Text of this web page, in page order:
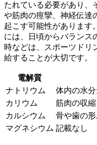
たれている必要があり、
や筋肉の痙攣、神経伝達
起こす可能性があります。
には、日頃からバランス
時などは、スポーツドリ
給することが大切です。
電解質
ナトリウム
体内の水
カリウム
筋肉の収
カルシウム
骨や歯の
マグネシウム 記載なし